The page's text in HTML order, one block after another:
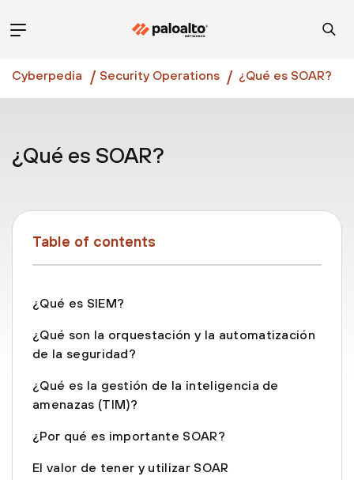
Cyberpedia Security Operations ¿Qué es SOAR?
¿Qué es SOAR?
Table of contents
¿Qué es SIEM?
¿Qué son la orquestación y la automatización
de la seguridad?
¿Qué es la gestión de la inteligencia de
amenazas (TIM)?
¿Por qué es importante SOAR?
El valor de tener y utilizar SOAR